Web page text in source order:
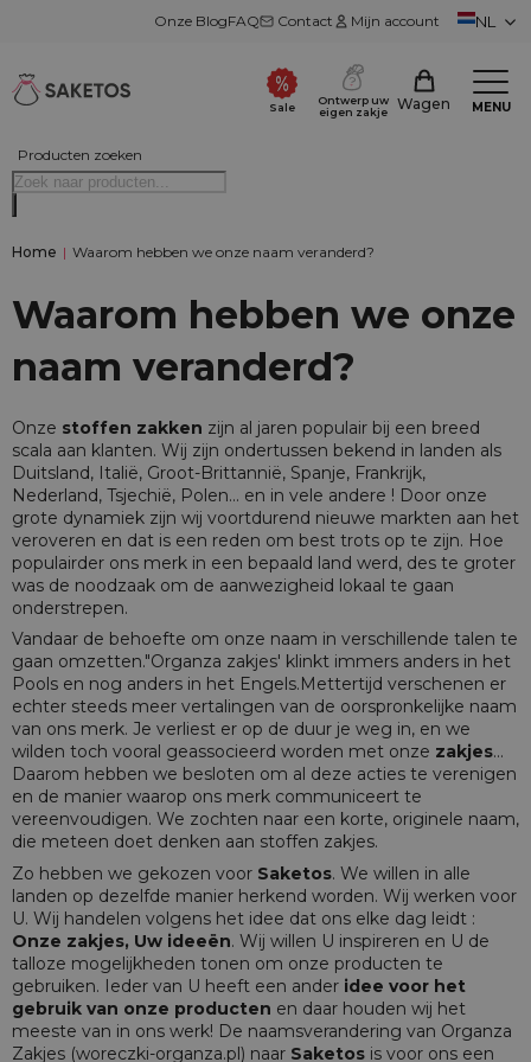
Onze BlogFAQ Contact Mijn account NL
Producten zoeken
Sale
Ontwerp uw
eigen zakje
Wagen MENU
Home | Waarom hebben we onze naam veranderd?
Waarom hebben we onze
naam veranderd?
Onze stoffen zakken zijn al jaren populair bij een breed
scala aan klanten. Wij zijn ondertussen bekend in landen als
Duitsland, Italië, Groot-Brittannië, Spanje, Frankrijk,
Nederland, Tsjechië, Polen... en in vele andere ! Door onze
grote dynamiek zijn wij voortdurend nieuwe markten aan het
veroveren en dat is een reden om best trots op te zijn. Hoe
populairder ons merk in een bepaald land werd, des te groter
was de noodzaak om de aanwezigheid lokaal te gaan
onderstrepen.
Vandaar de behoefte om onze naam in verschillende talen te
gaan omzetten."Organza zakjes' klinkt immers anders in het
Pools en nog anders in het Engels.Mettertijd verschenen er
echter steeds meer vertalingen van de oorspronkelijke naam
van ons merk. Je verliest er op de duur je weg in, en we
wilden toch vooral geassocieerd worden met onze zakjes...
Daarom hebben we besloten om al deze acties te verenigen
en de manier waarop ons merk communiceert te
vereenvoudigen. We zochten naar een korte, originele naam,
die meteen doet denken aan stoffen zakjes.
Zo hebben we gekozen voor Saketos. We willen in alle
landen op dezelfde manier herkend worden. Wij werken voor
U. Wij handelen volgens het idee dat ons elke dag leidt :
Onze zakjes, Uw ideeën. Wij willen U inspireren en U de
talloze mogelijkheden tonen om onze producten te
gebruiken. Ieder van U heeft een ander idee voor het
gebruik van onze producten en daar houden wij het
meeste van in ons werk! De naamsverandering van Organza
Zakjes (woreczki-organza.pl) naar Saketos is voor ons een